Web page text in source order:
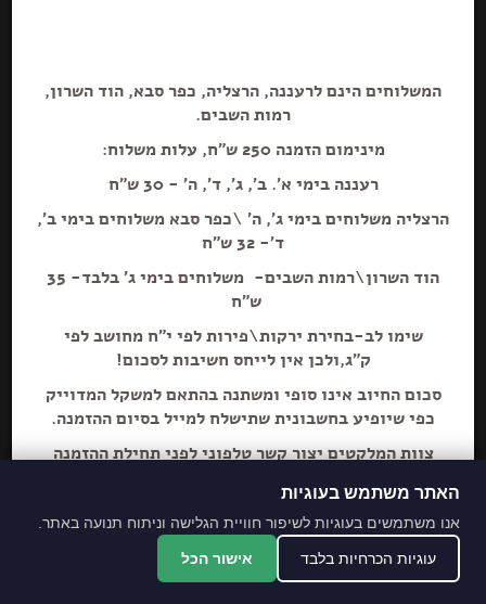
הוספה+
המשלוחים הינם לרעננה, הרצליה, כפר סבא, הוד השרון,
רמות השבים.
מינימום הזמנה 250 ש"ח, עלות משלוח:
רעננה בימי א'. ב', ג', ד', ה' - 30 ש"ח
הרצליה משלוחים בימי ג', ה' \כפר סבא משלוחים בימי ב',
ד'- 32 ש"ח
הוד השרון\רמות השבים- משלוחים בימי ג' בלבד- 35
ש"ח
שימו לב-בחירת ירקות\פירות לפי י"ח מחושב לפי
ק"ג,ולכן אין לייחס חשיבות לסכום!
סכום החיוב אינו סופי ומשתנה בהתאם למשקל המדוייק
כפי שיופיע בחשבונית שתישלח למייל בסיום ההזמנה.
צוות המלקטים יצור קשר טלפוני לפני תחילת ההזמנה
מתחייבים לסחורה הכי
מובחרת!
*האתר והמקום עם נגישות מלאה לנכים.
האתר משתמש בעוגיות
אנו משתמשים בעוגיות לשיפור חוויית הגלישה וניתוח תנועה באתר.
עוגיות הכרחיות בלבד אישור הכל